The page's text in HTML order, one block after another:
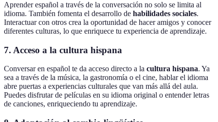
Aprender español a través de la conversación no solo se limita al
idioma. También fomenta el desarrollo de habilidades sociales.
Interactuar con otros crea la oportunidad de hacer amigos y conocer
diferentes culturas, lo que enriquece tu experiencia de aprendizaje.
7. Acceso a la cultura hispana
Conversar en español te da acceso directo a la cultura hispana. Ya
sea a través de la música, la gastronomía o el cine, hablar el idioma
abre puertas a experiencias culturales que van más allá del aula.
Puedes disfrutar de películas en su idioma original o entender letras
de canciones, enriqueciendo tu aprendizaje.